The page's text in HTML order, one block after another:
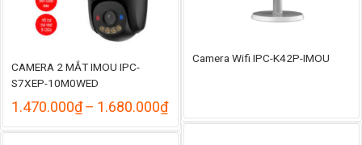
Camera Wifi IPC-K42P-IMOU
CAMERA 2 MẮT IMOU IPC-
S7XEP-10M0WED
1.470.000₫– 1.680.000₫Khoảng
giá:
từ